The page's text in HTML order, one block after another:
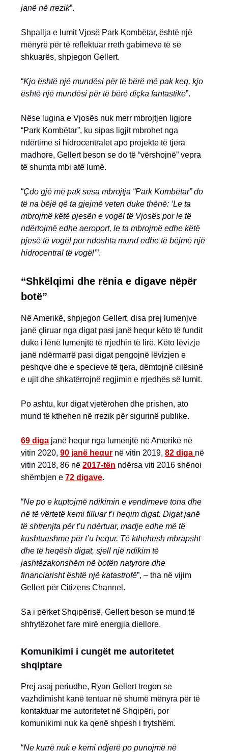
janë në rrezik”.
Shpallja e lumit Vjosë Park Kombëtar, është një
mënyrë për të reflektuar rreth gabimeve të së
shkuarës, shpjegon Gellert.
“Kjo është një mundësi për të bërë më pak keq, kjo
është një mundësi për të bërë diçka fantastike”.
Nëse lugina e Vjosës nuk merr mbrojtjen ligjore
“Park Kombëtar”, ku sipas ligjit mbrohet nga
ndërtime si hidrocentralet apo projekte të tjera
madhore, Gellert beson se do të “vërshojnë” vepra
të shumta mbi atë lumë.
“Çdo gjë më pak sesa mbrojtja “Park Kombëtar” do
të na bëjë që ta gjejmë veten duke thënë: ‘Le ta
mbrojmë këtë pjesën e vogël të Vjosës por le të
ndërtojmë edhe aeroport, le ta mbrojmë edhe këtë
pjesë të vogël por ndoshta mund edhe të bëjmë një
hidrocentral të vogël’”.
“Shkëlqimi dhe rënia e digave nëpër
botë”
Në Amerikë, shpjegon Gellert, disa prej lumenjve
janë çliruar nga digat pasi janë hequr këto të fundit
duke i lënë lumenjtë të rrjedhin të lirë. Këto lëvizje
janë ndërmarrë pasi digat pengojnë lëvizjen e
peshqve dhe e specieve të tjera, dëmtojnë cilësinë
e ujit dhe shkatërrojnë regjimin e rrjedhës së lumit.
Po ashtu, kur digat vjetërohen dhe prishen, ato
mund të kthehen në rrezik për sigurinë publike.
69 diga janë hequr nga lumenjtë në Amerikë në
vitin 2020, 90 janë hequr në vitin 2019, 82 diga në
vitin 2018, 86 në 2017-tën ndërsa viti 2016 shënoi
shëmbjen e 72 digave.
“Ne po e kuptojmë ndikimin e vendimeve tona dhe
në të vërtetë kemi filluar t’i heqim digat. Digat janë
të shtrenjta për t’u ndërtuar, madje edhe më të
kushtueshme për t’u hequr. Të kthehesh mbrapsht
dhe të heqësh digat, sjell një ndikim të
jashtëzakonshëm në botën natyrore dhe
financiarisht është një katastrofë”, – tha në vijim
Gellert për Citizens Channel.
Sa i përket Shqipërisë, Gellert beson se mund të
shfrytëzohet fare mirë energjia diellore.
Komunikimi i cungët me autoritetet
shqiptare
Prej asaj periudhe, Ryan Gellert tregon se
vazhdimisht kanë tentuar në shumë mënyra për të
kontaktuar me autoritetet në Shqipëri, por
komunikimi nuk ka qenë shpesh i frytshëm.
“Ne kurrë nuk e kemi ndjerë po punojmë në